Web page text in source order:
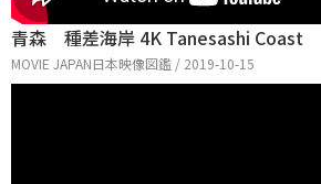
青森 種差海岸 4K Tanesashi Coast
MOVIE JAPAN日本映像図鑑 / 2019-10-15